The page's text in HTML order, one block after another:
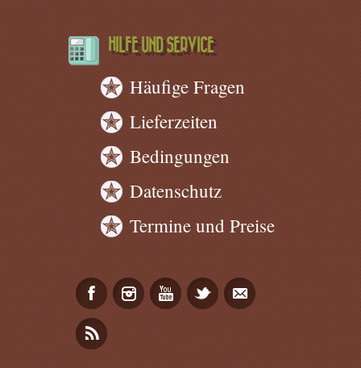
HILFE UND SERVICE
Häufige Fragen
Lieferzeiten
Bedingungen
Datenschutz
Termine und Preise